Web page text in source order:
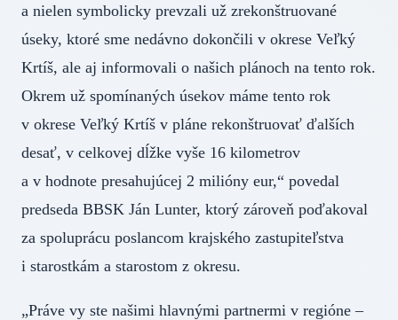
a nielen symbolicky prevzali už zrekonštruované
úseky, ktoré sme nedávno dokončili v okrese Veľký
Krtíš, ale aj informovali o našich plánoch na tento rok.
Okrem už spomínaných úsekov máme tento rok
v okrese Veľký Krtíš v pláne rekonštruovať ďalších
desať, v celkovej dĺžke vyše 16 kilometrov
a v hodnote presahujúcej 2 milióny eur,“ povedal
predseda BBSK Ján Lunter, ktorý zároveň poďakoval
za spoluprácu poslancom krajského zastupiteľstva
i starostkám a starostom z okresu.
„Práve vy ste našimi hlavnými partnermi v regióne –